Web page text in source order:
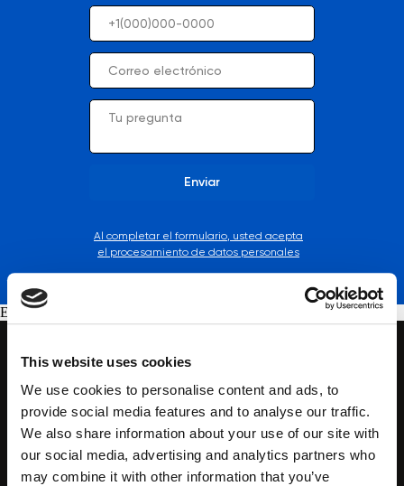
This website uses cookies
We use cookies to personalise content and ads, to
provide social media features and to analyse our traffic.
We also share information about your use of our site with
our social media, advertising and analytics partners who
may combine it with other information that you’ve
Enviar
Al completar el formulario, usted acepta
el procesamiento de datos personales
Error get alias
Tecnologías
CryoElegance™
Presoterapia Drenaje Linfático